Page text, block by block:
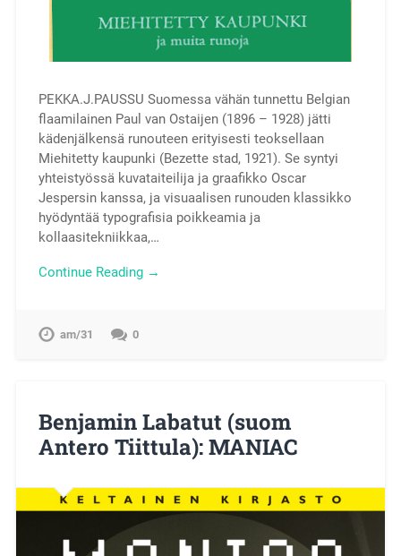
PEKKA.J.PAUSSU Suomessa vähän tunnettu Belgian
flaamilainen Paul van Ostaijen (1896 – 1928) jätti
kädenjälkensä runouteen erityisesti teoksellaan
Miehitetty kaupunki (Bezette stad, 1921). Se syntyi
yhteistyössä kuvataiteilija ja graafikko Oscar
Jespersin kanssa, ja visuaalisen runouden klassikko
hyödyntää typografisia poikkeamia ja
kollaasitekniikkaa,…
Continue Reading →
am/31 0
Benjamin Labatut (suom
Antero Tiittula): MANIAC